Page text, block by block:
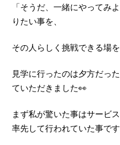
「そうだ、一緒にやってみ
りたい事を、
その人らしく挑戦できる場
見学に行ったのは夕方だっ
ていただきました👀
まず私が驚いた事はサービ
率先して行われていた事です